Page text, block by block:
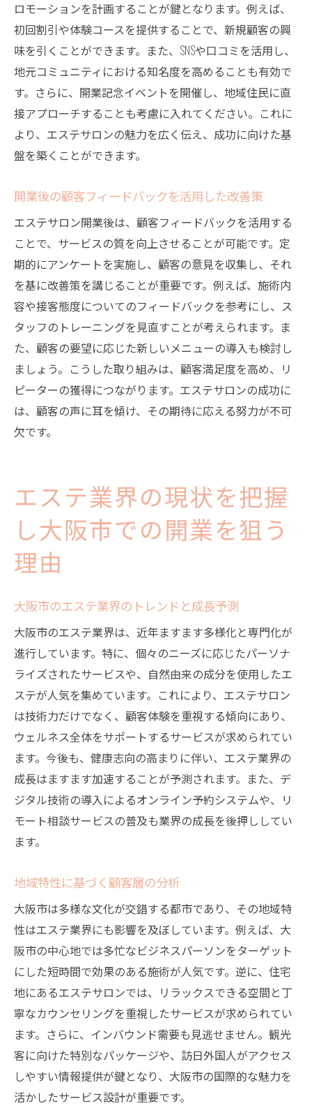
メンタルヘルスを保つためのセルフケア
信頼できる情報を基に準備する大阪市でのエス
テサロン開業ガイド
エステサロン開業に役立つ情報源の活用法
専門家によるセミナーや講座の受講
同業者とのネットワーク作りと情報共有
最新の業界動向を把握するためのリサーチ
サロン運営に関する法規制と業界ルールの
成功に向けたビジョンと目標設定の明確化
ロモーションを計画することが鍵となります。例えば、
初回割引や体験コースを提供することで、新規顧客の興
味を引くことができます。また、SNSや口コミを活用し、
地元コミュニティにおける知名度を高めることも有効で
す。さらに、開業記念イベントを開催し、地域住民に直
接アプローチすることも考慮に入れてください。これに
より、エステサロンの魅力を広く伝え、成功に向けた基
盤を築くことができます。
開業後の顧客フィードバックを活用した改善策
エステサロン開業後は、顧客フィードバックを活用する
ことで、サービスの質を向上させることが可能です。定
期的にアンケートを実施し、顧客の意見を収集し、それ
を基に改善策を講じることが重要です。例えば、施術内
容や接客態度についてのフィードバックを参考にし、ス
タッフのトレーニングを見直すことが考えられます。ま
た、顧客の要望に応じた新しいメニューの導入も検討し
ましょう。こうした取り組みは、顧客満足度を高め、リ
ピーターの獲得につながります。エステサロンの成功に
は、顧客の声に耳を傾け、その期待に応える努力が不可
欠です。
エステ業界の現状を把握
し大阪市での開業を狙う
理由
大阪市のエステ業界のトレンドと成長予測
大阪市のエステ業界は、近年ますます多様化と専門化が
進行しています。特に、個々のニーズに応じたパーソナ
ライズされたサービスや、自然由来の成分を使用したエ
ステが人気を集めています。これにより、エステサロン
は技術力だけでなく、顧客体験を重視する傾向にあり、
ウェルネス全体をサポートするサービスが求められてい
ます。今後も、健康志向の高まりに伴い、エステ業界の
成長はますます加速することが予測されます。また、デ
ジタル技術の導入によるオンライン予約システムや、リ
モート相談サービスの普及も業界の成長を後押ししてい
ます。
地域特性に基づく顧客層の分析
大阪市は多様な文化が交錯する都市であり、その地域特
性はエステ業界にも影響を及ぼしています。例えば、大
阪市の中心地では多忙なビジネスパーソンをターゲット
にした短時間で効果のある施術が人気です。逆に、住宅
地にあるエステサロンでは、リラックスできる空間と丁
寧なカウンセリングを重視したサービスが求められてい
ます。さらに、インバウンド需要も見逃せません。観光
客に向けた特別なパッケージや、訪日外国人がアクセス
しやすい情報提供が鍵となり、大阪市の国際的な魅力を
活かしたサービス設計が重要です。